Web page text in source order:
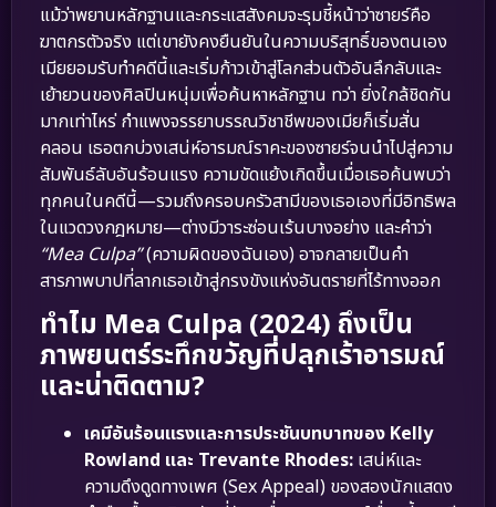
แม้ว่าพยานหลักฐานและกระแสสังคมจะรุมชี้หน้าว่าซายร์คือ
ฆาตกรตัวจริง แต่เขายังคงยืนยันในความบริสุทธิ์ของตนเอง
เมียยอมรับทำคดีนี้และเริ่มก้าวเข้าสู่โลกส่วนตัวอันลึกลับและ
เย้ายวนของศิลปินหนุ่มเพื่อค้นหาหลักฐาน ทว่า ยิ่งใกล้ชิดกัน
มากเท่าไหร่ กำแพงจรรยาบรรณวิชาชีพของเมียก็เริ่มสั่น
คลอน เธอตกบ่วงเสน่ห์อารมณ์ราคะของซายร์จนนำไปสู่ความ
สัมพันธ์ลับอันร้อนแรง ความขัดแย้งเกิดขึ้นเมื่อเธอค้นพบว่า
ทุกคนในคดีนี้—รวมถึงครอบครัวสามีของเธอเองที่มีอิทธิพล
ในแวดวงกฎหมาย—ต่างมีวาระซ่อนเร้นบางอย่าง และคำว่า
“Mea Culpa”(ความผิดของฉันเอง) อาจกลายเป็นคำ
สารภาพบาปที่ลากเธอเข้าสู่กรงขังแห่งอันตรายที่ไร้ทางออก
ทำไม Mea Culpa (2024) ถึงเป็น
ภาพยนตร์ระทึกขวัญที่ปลุกเร้าอารมณ์
และน่าติดตาม?
เคมีอันร้อนแรงและการประชันบทบาทของ Kelly
Rowland และ Trevante Rhodes: เสน่ห์และ
ความดึงดูดทางเพศ (Sex Appeal) ของสองนักแสดง